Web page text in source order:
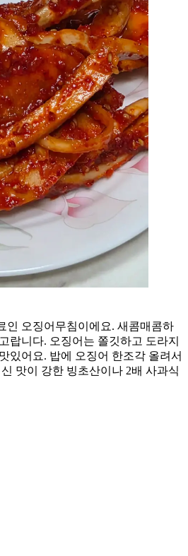
인 오징어무침이에요. 새콤매콤하
랍니다. 오징어는 쫄깃하고 도라지
있어요. 밥에 오징어 한조각 올려서
맛이 강한 빙초산이나 2배 사과식